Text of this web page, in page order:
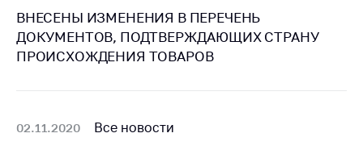
Пресс-служба
Вышестоящий
государственный
Сообщить о росте
ВНЕСЕНЫ ИЗМЕНЕНИЯ В ПЕРЕЧЕНЬ
ДОКУМЕНТОВ, ПОДТВЕРЖДАЮЩИХ СТРАНУ
ПРОИСХОЖДЕНИЯ ТОВАРОВ
02.11.2020 Все новости